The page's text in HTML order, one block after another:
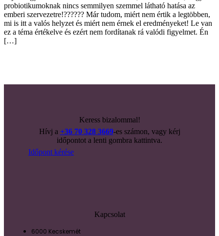
probiotikumoknak nincs semmilyen szemmel látható hatása az
emberi szervezetre!?????? Már tudom, miért nem értik a legtöbben,
mi is itt a valós helyzet és miért nem érnek el eredményeket! Le van
ez a téma értékelve és ezért nem fordítanak rá valódi figyelmet. Én
[…]
Keress bizalommal!
Hívj a +36 70 328 3669-es számon, vagy kérj
időpontot a lenti gombra kattintva.
Időpont kérése
Kapcsolat
6000 Kecskemét